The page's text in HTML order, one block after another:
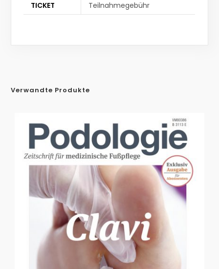
TICKET Teilnahmegebühr
Verwandte Produkte